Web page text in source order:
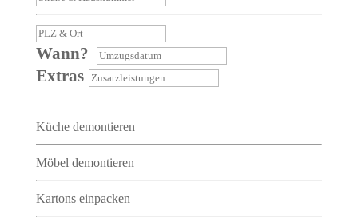
Wann?
Extras
Küche demontieren
Möbel demontieren
Kartons einpacken